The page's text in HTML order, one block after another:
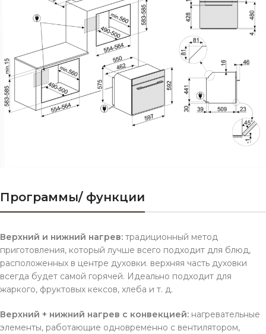
Программы/ функции
Верхний и нижний нагрев: традиционный метод
приготовления, который лучше всего подходит для блюд,
расположенных в центре духовки. верхняя часть духовки
всегда будет самой горячей. Идеально подходит для
жаркого, фруктовых кексов, хлеба и т. д.
Верхний + нижний нагрев с конвекцией: нагревательные
элементы, работающие одновременно с вентилятором,